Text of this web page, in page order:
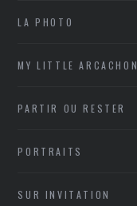
LA PHOTO
MY LITTLE ARCACHON
PARTIR OU RESTER
PORTRAITS
SUR INVITATION